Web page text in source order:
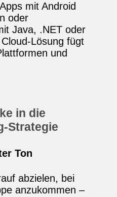
mit Android
oder
Java, .NET oder
fügt
und
in die
Ton
abzielen, bei
anzukommen –